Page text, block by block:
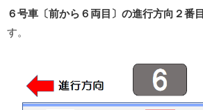
６号車〔前から６両目〕の進行方向２番目
す。